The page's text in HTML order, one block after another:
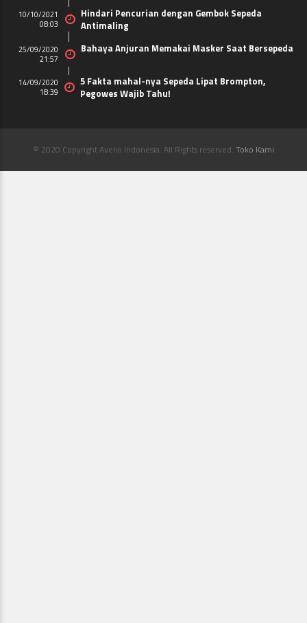
10/10/2021
08:03
Hindari Pencurian dengan Gembok Sepeda
Antimaling
25/09/2020
21:57
Bahaya Anjuran Memakai Masker Saat Bersepeda
14/09/2020
18:39
5 Fakta mahal-nya Sepeda Lipat Brompton,
Pegowes Wajib Tahu!
© 2020 Copyright Avelio Indonesia. All Rights reserved. Toko Kami